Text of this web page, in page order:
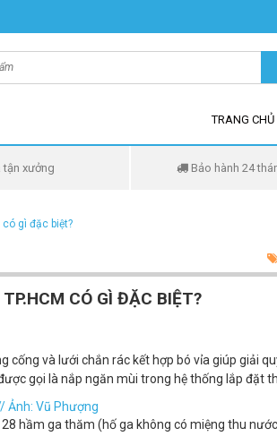
TRANG CHỦ
tận xưởng Bảo hành 24
gì đặc biệt?
CÓ GÌ ĐẶC BIỆT?
cống và lưới chắn rác kết hợp bó vỉa giúp giải
gọi là nắp ngăn mùi trong hệ thống lắp đặt
hầm ga thăm (hố ga không có miệng thu